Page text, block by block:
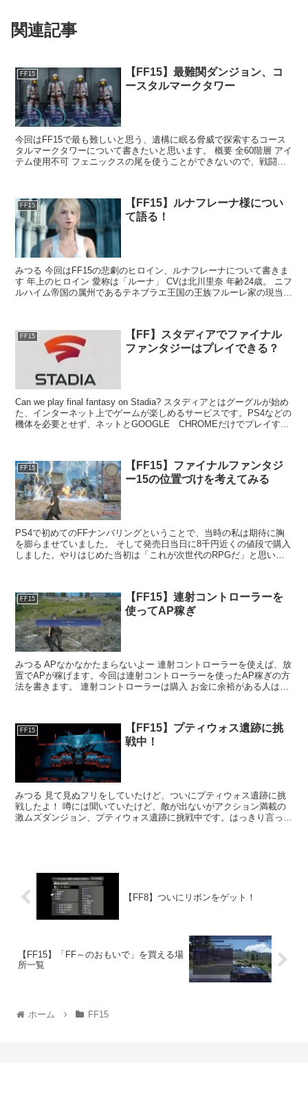
関連記事
FF15
【FF15】最難関ダンジョン、コ
ースタルマークタワー
今回はFF15で最も難しいと思う、遺構に眠る脅威で探索するコース
タルマークタワーについて書きたいと思います。 概要 全60階層 アイ
テム使用不可 フェニックスの尾を使うことができないので、戦闘不
FF15
【FF15】ルナフレーナ様につい
て語る！
みつる 今回はFF15の悲劇のヒロイン、ルナフレーナについて書きま
す 年上のヒロイン 愛称は「ルーナ」 CVは北川里奈 年齢24歳。 ニフ
ルハイム帝国の属州であるテネブラエ王国の王族フルーレ家の現当主
FF15
【FF】スタディアでファイナル
ファンタジーはプレイできる？
Can we play final fantasy on Stadia? スタディアとはグーグルが始め
た、インターネット上でゲームが楽しめるサービスです。PS4などの
機体を必要とせず、ネットとGOOGLE CHROMEだけでプレイす...
FF15
【FF15】ファイナルファンタジ
ー15の位置づけを考えてみる
PS4で初めてのFFナンバリングということで、当時の私は期待に胸
を膨らませていました。 そして発売日当日に8千円近くの値段で購入
しました。やりはじめた当初は「これが次世代のRPGだ」と思いな
FF15
【FF15】連射コントローラーを
使ってAP稼ぎ
みつる APなかなかたまらないよー 連射コントローラーを使えば、放
置でAPが稼げます。今回は連射コントローラーを使ったAP稼ぎの方
法を書きます。 連射コントローラーは購入 お金に余裕がある人は思
FF15
【FF15】プティウォス遺跡に挑
戦中！
みつる 見て見ぬフリをしていたけど、ついにプティウォス遺跡に挑
戦したよ！ 噂には聞いていたけど、敵が出ないがアクション満載の
激ムズダンジョン、プティウォス遺跡に挑戦中です。はっきり言って
【FF8】ついにリボンをゲット！
【FF15】「FF～のおもいで」を買える場
所一覧
ホーム FF15